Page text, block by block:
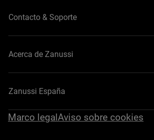
Contacto & Soporte
Acerca de Zanussi
Zanussi España
Marco legalAviso sobre cookies